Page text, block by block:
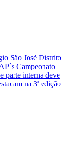
São José Distrito
Campeonato
parte interna deve
na 3ª edição